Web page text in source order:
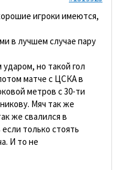
игроки имеются,
в лучшем случае пару
но такой гол
матче с ЦСКА в
метров с 30-ти
Мяч так же
же свалился в
только стоять
И то не